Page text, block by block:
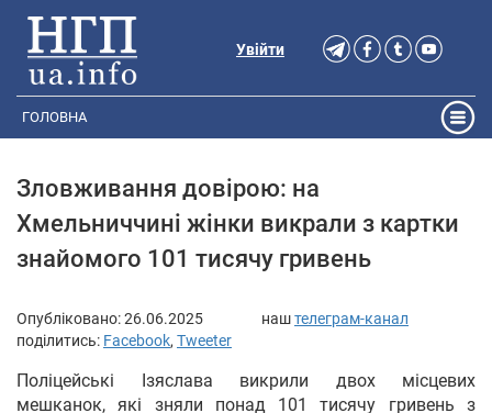
Увійти
ГОЛОВНА
Зловживання довірою: на
Хмельниччині жінки викрали з картки
знайомого 101 тисячу гривень
Опубліковано:26.06.2025 наштелеграм-канал
поділитись: Facebook, Tweeter
Поліцейські Ізяслава викрили двох місцевих
мешканок, які зняли понад 101 тисячу гривень з